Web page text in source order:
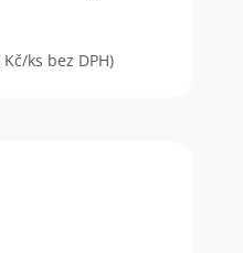
Kč/ks bez DPH)